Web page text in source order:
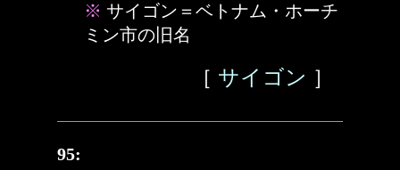
※ サイゴン＝ベトナム・ホーチ
ミン市の旧名
［ サイゴン ］
95: